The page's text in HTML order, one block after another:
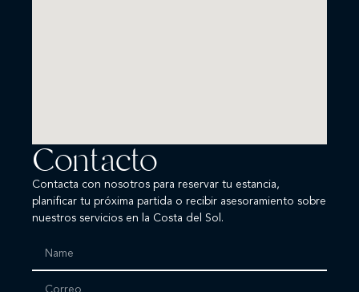
Contacto
Contacta con nosotros para reservar tu estancia,
planificar tu próxima partida o recibir asesoramiento sobre
nuestros servicios en la Costa del Sol.